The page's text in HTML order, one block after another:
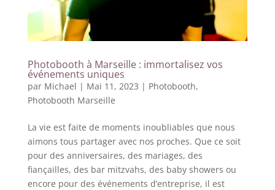
Photobooth à Marseille : immortalisez vos
événements uniques
par Michael | Mai 11, 2023 | Photobooth,
Photobooth Marseille
La vie est faite de moments inoubliables que nous
aimons tous partager avec nos proches. Que ce soit
pour des anniversaires, des mariages, des
fiançailles, des bar mitzvahs, des baby showers ou
encore pour des événements d’entreprise, il est